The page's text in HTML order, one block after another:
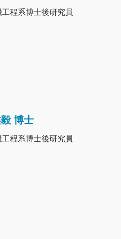
程系博士後研究員
博士
程系博士後研究員